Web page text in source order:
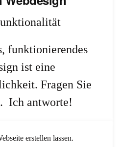
funktionierendes
ist eine
Fragen Sie
Ich antworte!